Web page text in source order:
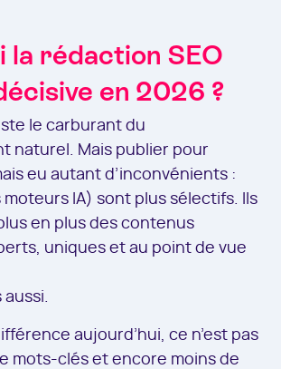
la rédaction SEO
en 2026 ?
le carburant du
naturel. Mais publier pour
eu autant d’inconvénients :
IA) sont plus sélectifs. Ils
en plus des contenus
uniques et au point de vue
aussi.
aujourd’hui, ce n’est pas
mots-clés et encore moins de